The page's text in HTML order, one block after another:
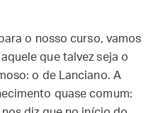
o nosso curso, vamos
que talvez seja o
o de Lanciano. A
quase comum: